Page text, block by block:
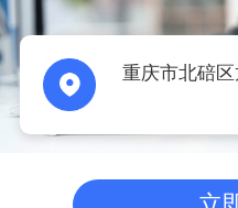
重庆市北碚